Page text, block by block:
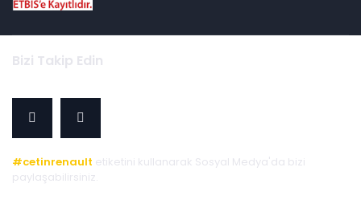
Bizi Takip Edin
#cetinrenault etiketini kullanarak Sosyal Medya'da bizi
paylaşabilirsiniz.